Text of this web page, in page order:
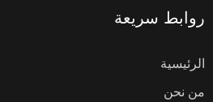
روابط سريعة
الرئيسية
من نحن